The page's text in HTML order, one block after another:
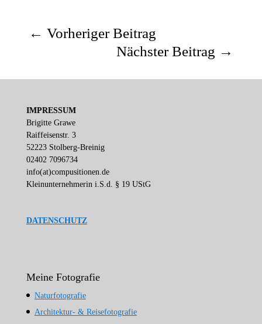
← Vorheriger Beitrag
Nächster Beitrag →
IMPRESSUM
Brigitte Grawe
Raiffeisenstr. 3
52223 Stolberg-Breinig
02402 7096734
info(at)compusitionen.de
Kleinunternehmerin i.S.d. § 19 UStG
DATENSCHUTZ
Meine Fotografie
Naturfotografie
Architektur- & Reisefotografie